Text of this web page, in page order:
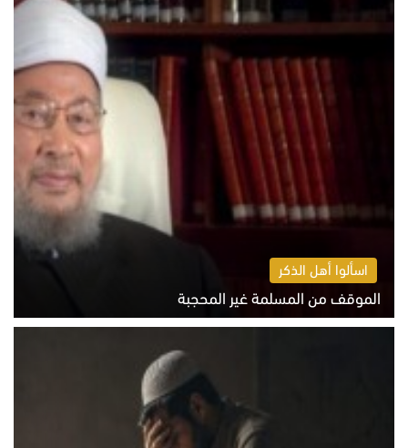
اسألوا أهل الذكر
الموقف من المسلمة غير المحجبة
الخميس 6 أغسطس 2026 10:45 ص